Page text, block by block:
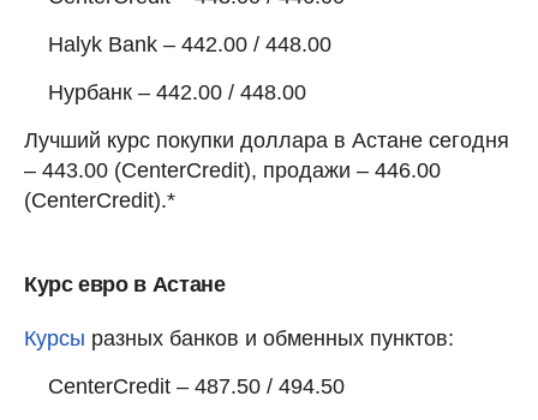
Halyk Bank – 442.00 / 448.00
Нурбанк – 442.00 / 448.00
Лучший курс покупки доллара в Астане сегодня
– 443.00 (CenterCredit), продажи – 446.00
(CenterCredit).*
Курс евро в Астане
Курсы разных банков и обменных пунктов:
CenterCredit – 487.50 / 494.50